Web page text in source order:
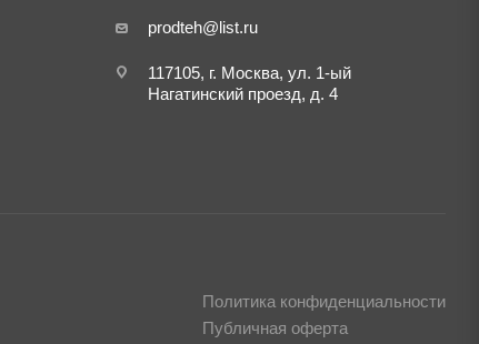
prodteh@list.ru
117105, г. Москва, ул. 1-ый
Нагатинский проезд, д. 4
Политика конфиденциальности
Публичная оферта